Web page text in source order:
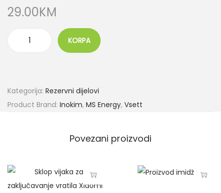
29.00KM
KORPA
Kategorija: Rezervni dijelovi
Product Brand: Inokim, MS Energy, Vsett
Povezani proizvodi